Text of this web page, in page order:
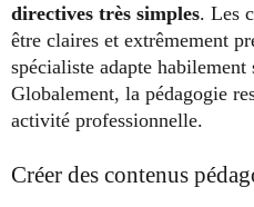
directives très simples. Les
être claires et extrêmement
spécialiste adapte
Globalement, la pédagogie
activité professionnelle.
Créer des contenus